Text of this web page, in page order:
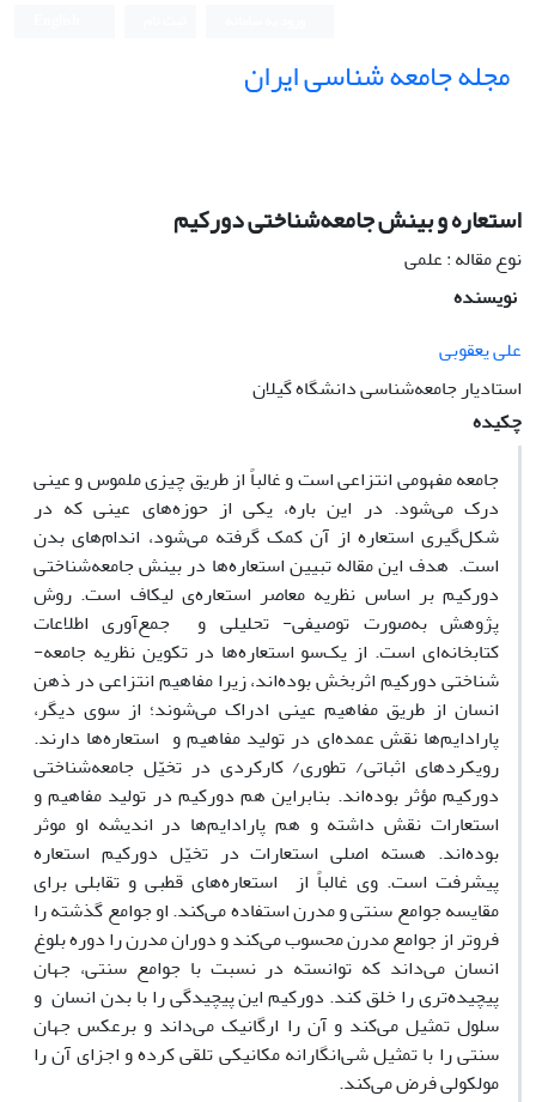
مجله جامعه شناسی ایران
استعاره‌ و بینش جامعه‌شناختی دورکیم
نوع مقاله : علمی
نویسنده
علی یعقوبی
استادیار جامعه‌شناسی دانشگاه گیلان
چکیده
جامعه مفهومی انتزاعی است و غالباً از طریق چیزی ملموس و عینی
درک می‌شود. در این باره، یکی از حوزه‌های عینی که در
شکل‌گیری استعاره از آن کمک گرفته می‌شود، اندام‌های بدن
است. هدف این مقاله تبیین استعاره‌ها در بینش جامعه‌شناختی
دورکیم بر اساس نظریه معاصر استعاره‌ی لیکاف است. روش
پژوهش به‌صورت توصیفی- تحلیلی و جمع‌آوری اطلاعات
کتابخانه‌ای است. از یک‌سو استعاره‌ها در تکوین نظریه جامعه-
شناختی دورکیم اثربخش بوده‌اند، زیرا مفاهیم انتزاعی در ذهن
انسان از طریق مفاهیم عینی ادراک می‌شوند؛ از سوی دیگر،
پارادایم‌ها نقش عمده‌ای در تولید مفاهیم و استعاره‌ها دارند.
رویکردهای اثباتی/ تطوری/ کارکردی در تخیّل جامعه‌شناختی
دورکیم مؤثر بوده‌اند. بنابراین هم دورکیم در تولید مفاهیم و
استعارات نقش داشته و هم پارادایم‌ها در اندیشه او موثر
بوده‌اند. هسته اصلی استعارات در تخیّل دورکیم استعاره
پیشرفت است. وی غالباً از استعاره‌های قطبی و تقابلی برای
مقایسه جوامع سنتی و مدرن استفاده می‌کند. او جوامع گذشته را
فروتر از جوامع مدرن محسوب می‌کند و دوران مدرن را دوره بلوغ
انسان می‌داند که توانسته در نسبت با جوامع سنتی، جهان
پیچیده‌تری را خلق کند. دورکیم این پیچیدگی را با بدن انسان و
سلول تمثیل می‌کند و آن را ارگانیک می‌داند و برعکس جهان
سنتی را با تمثیل شی‌انگارانه مکانیکی تلقی کرده و اجزای آن را
مولکولی فرض می‌کند.